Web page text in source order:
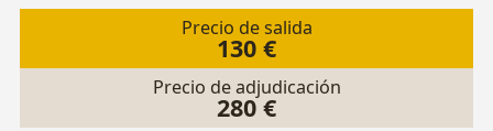
Precio de salida
130 €
Precio de adjudicación
280 €